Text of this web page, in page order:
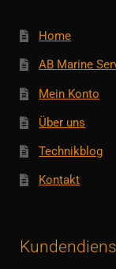
Home
AB Marine
Mein Konto
Über uns
Technikblog
Kontakt